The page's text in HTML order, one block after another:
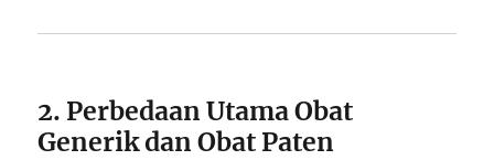
2. Perbedaan Utama Obat
Generik dan Obat Paten